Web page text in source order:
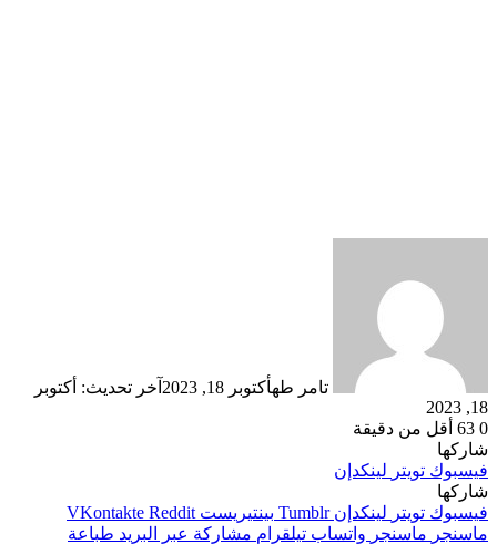
تامر طهأكتوبر 18, 2023
آخر تحديث: أكتوبر
18, 2023
0
أقل من دقيقة
شاركها
فيسبوك تويتر لينكدإن
شاركها
فيسبوك تويتر لينكدإن بينتيريست
ماسنجر ماسنجر واتساب تيلقرام مشاركة عبر البريد طباعة